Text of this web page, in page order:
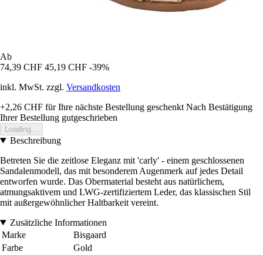
Ab
74,39 CHF 45,19 CHF -39%
inkl. MwSt. zzgl. Versandkosten
+2,26 CHF für Ihre nächste Bestellung geschenkt Nach Bestätigung
Ihrer Bestellung gutgeschrieben
Loading...
Beschreibung
Betreten Sie die zeitlose Eleganz mit 'carly' - einem geschlossenen
Sandalenmodell, das mit besonderem Augenmerk auf jedes Detail
entworfen wurde. Das Obermaterial besteht aus natürlichem,
atmungsaktivem und LWG-zertifiziertem Leder, das klassischen Stil
mit außergewöhnlicher Haltbarkeit vereint.
Zusätzliche Informationen
Marke
Bisgaard
Farbe
Gold